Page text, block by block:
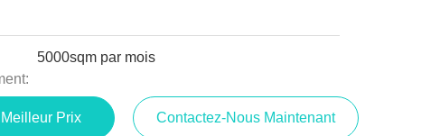
5000sqm par mois
Prix Contactez-Nous Maintenant